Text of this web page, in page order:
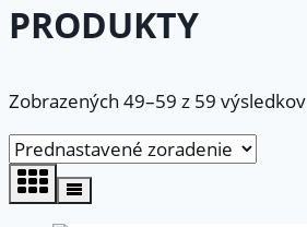
PRODUKTY
Zobrazených 49–59 z 59 výsledkov